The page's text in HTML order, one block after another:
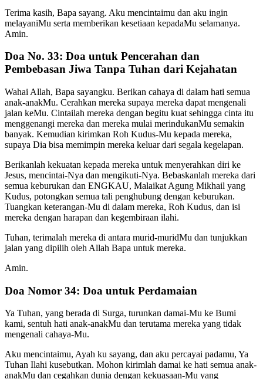
Terima kasih, Bapa sayang. Aku mencintaimu dan aku ingin
melayaniMu serta memberikan kesetiaan kepadaMu selamanya.
Amin.
Doa No. 33: Doa untuk Pencerahan dan
Pembebasan Jiwa Tanpa Tuhan dari Kejahatan
Wahai Allah, Bapa sayangku. Berikan cahaya di dalam hati semua
anak-anakMu. Cerahkan mereka supaya mereka dapat mengenali
jalan keMu. Cintailah mereka dengan begitu kuat sehingga cinta itu
menggenangi mereka dan mereka mulai merindukanMu semakin
banyak. Kemudian kirimkan Roh Kudus-Mu kepada mereka,
supaya Dia bisa memimpin mereka keluar dari segala kegelapan.
Berikanlah kekuatan kepada mereka untuk menyerahkan diri ke
Jesus, mencintai-Nya dan mengikuti-Nya. Bebaskanlah mereka dari
semua keburukan dan ENGKAU, Malaikat Agung Mikhail yang
Kudus, potongkan semua tali penghubung dengan keburukan.
Tuangkan keterangan-Mu di dalam mereka, Roh Kudus, dan isi
mereka dengan harapan dan kegembiraan ilahi.
Tuhan, terimalah mereka di antara murid-muridMu dan tunjukkan
jalan yang dipilih oleh Allah Bapa untuk mereka.
Amin.
Doa Nomor 34: Doa untuk Perdamaian
Ya Tuhan, yang berada di Surga, turunkan damai-Mu ke Bumi
kami, sentuh hati anak-anakMu dan terutama mereka yang tidak
mengenali cahaya-Mu.
Aku mencintaimu, Ayah ku sayang, dan aku percayai padamu, Ya
Tuhan Ilahi kusebutkan. Mohon kirimlah damai ke hati semua anak-
anakMu dan cegahkan dunia dengan kekuasaan-Mu yang